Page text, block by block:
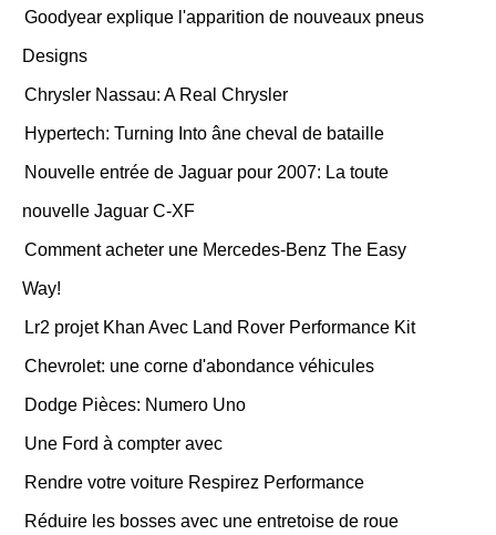
Goodyear explique l'apparition de nouveaux pneus
Designs
Chrysler Nassau: A Real Chrysler
Hypertech: Turning Into âne cheval de bataille
Nouvelle entrée de Jaguar pour 2007: La toute
nouvelle Jaguar C-XF
Comment acheter une Mercedes-Benz The Easy
Way!
Lr2 projet Khan Avec Land Rover Performance Kit
Chevrolet: une corne d'abondance véhicules
Dodge Pièces: Numero Uno
Une Ford à compter avec
Rendre votre voiture Respirez Performance
Réduire les bosses avec une entretoise de roue